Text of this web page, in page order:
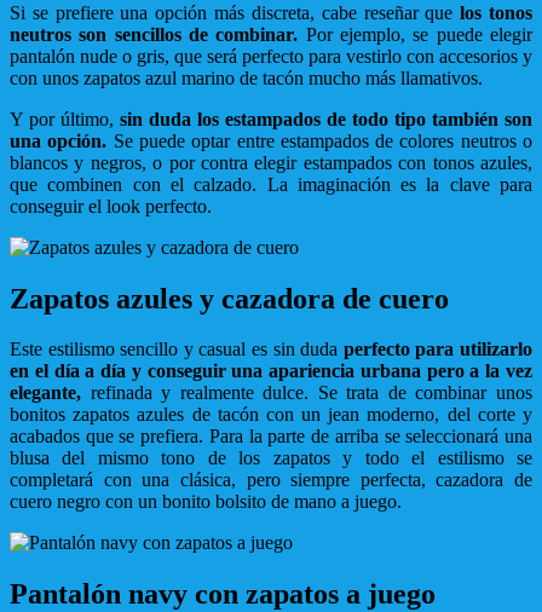
Si se prefiere una opción más discreta, cabe reseñar quelos tonos
neutros son sencillos de combinar. Por ejemplo, se puede elegir
pantalón nude o gris, que será perfecto para vestirlo con accesorios y
con unos zapatos azul marino de tacón mucho más llamativos.
Y por último, sin duda los estampados de todo tipo también son
una opción. Se puede optar entre estampados de colores neutros o
blancos y negros, o por contra elegir estampados con tonos azules,
que combinen con el calzado. La imaginación es la clave para
conseguir el look perfecto.
Zapatos azules y cazadora de cuero
Este estilismo sencillo y casual es sin duda perfecto para utilizarlo
en el día a día y conseguir una apariencia urbana pero a la vez
elegante, refinada y realmente dulce. Se trata de combinar unos
bonitos zapatos azules de tacón con un jean moderno, del corte y
acabados que se prefiera. Para la parte de arriba se seleccionará una
blusa del mismo tono de los zapatos y todo el estilismo se
completará con una clásica, pero siempre perfecta, cazadora de
cuero negro con un bonito bolsito de mano a juego.
Pantalón navy con zapatos a juego